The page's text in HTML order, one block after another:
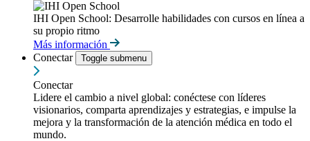
IHI Open School: Desarrolle habilidades con cursos en línea a
su propio ritmo
Más información
Conectar
Toggle submenu
Conectar
Lidere el cambio a nivel global: conéctese con líderes
visionarios, comparta aprendizajes y estrategias, e impulse la
mejora y la transformación de la atención médica en todo el
mundo.